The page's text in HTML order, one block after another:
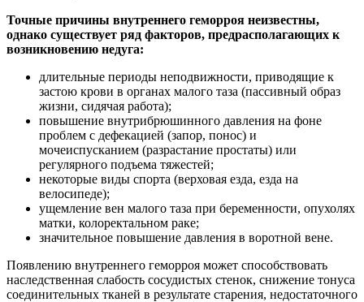
Точные причины внутреннего геморроя неизвестны,
однако существует ряд факторов, предрасполагающих к
возникновению недуга:
длительные периоды неподвижности, приводящие к
застою крови в органах малого таза (пассивный образ
жизни, сидячая работа);
повышение внутрибрюшинного давления на фоне
проблем с дефекацией (запор, понос) и
мочеиспусканием (разрастание простаты) или
регулярного подъема тяжестей;
некоторые виды спорта (верховая езда, езда на
велосипеде);
ущемление вен малого таза при беременности, опухолях
матки, колоректальном раке;
значительное повышение давления в воротной вене.
Появлению внутреннего геморроя может способствовать
наследственная слабость сосудистых стенок, снижение тонуса
соединительных тканей в результате старения, недостаточного